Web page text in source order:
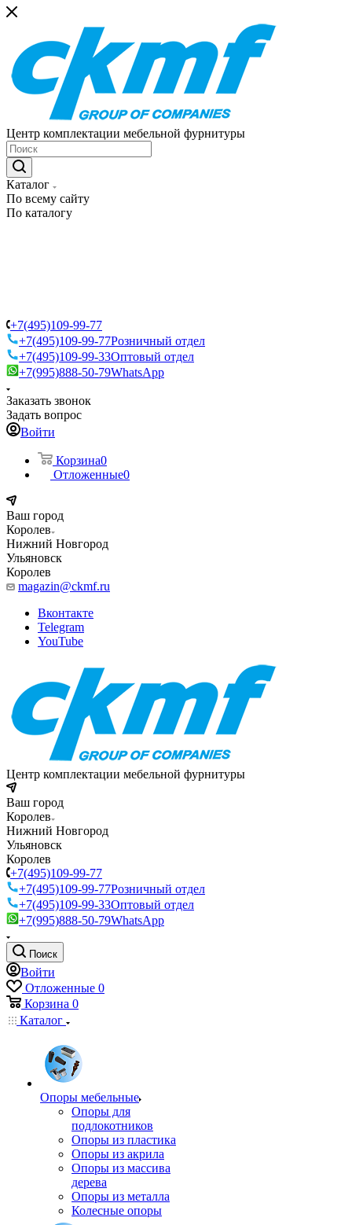
Центр комплектации мебельной фурнитуры
Каталог
По всему сайту
По каталогу
+7(495)109-99-77
+7(495)109-99-77Розничный отдел
+7(495)109-99-33Оптовый отдел
+7(995)888-50-79WhatsApp
Заказать звонок
Задать вопрос
Войти
Корзина0
Отложенные0
Ваш город
Королев
Нижний Новгород
Ульяновск
Королев
magazin@ckmf.ru
Вконтакте
Telegram
YouTube
Центр комплектации мебельной фурнитуры
Ваш город
Королев
Нижний Новгород
Ульяновск
Королев
+7(495)109-99-77
+7(495)109-99-77Розничный отдел
+7(495)109-99-33Оптовый отдел
+7(995)888-50-79WhatsApp
Поиск
Войти
Отложенные 0
Корзина 0
Каталог
Опоры мебельные
Опоры для
подлокотников
Опоры из пластика
Опоры из акрила
Опоры из массива
дерева
Опоры из металла
Колесные опоры